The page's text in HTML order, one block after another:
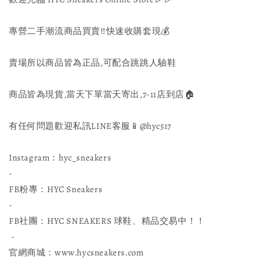
專營二手潮流商品買賣‼️快速收購套現💰
賣場所以商品皆為正品,可配合跳跳人驗鞋
商品皆為現貨,當天下單當天寄出,7-11店到店🏠
有任何問題歡迎私訊LINE客服📱@hyc517
Instagram：hyc_sneakers
-
FB粉專：HYC Sneakers
-
FB社團：HYC SNEAKERS 球鞋、精品交易中！！
-
官網商城：www.hycsneakers.com